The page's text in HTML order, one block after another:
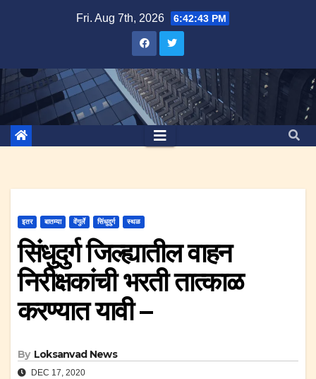
Fri. Aug 7th, 2026 6:42:43 PM
इतर बातम्या वेंगुर्ले सिंधुदुर्ग स्थळ
सिंधुदुर्ग जिल्ह्यातील वाहन
निरीक्षकांची भरती तात्काळ
करण्यात यावी –
By Loksanvad News
DEC 17, 2020